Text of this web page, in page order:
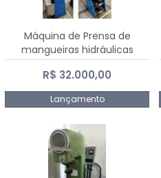
Máquina de Prensa de
mangueiras hidráulicas
PE50TF - 2017
R$ 32.000,00
Lançamento